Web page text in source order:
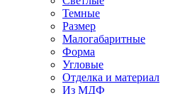
Темные
Размер
Малогабаритные
Форма
Угловые
Отделка и материал
Из МДФ